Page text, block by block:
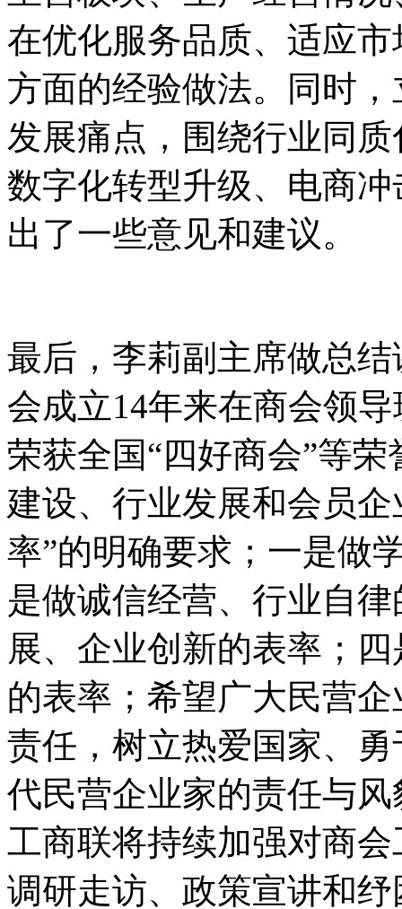
在优化服务品质、适应
方面的经验做法。同时
发展痛点，围绕行业同
数字化转型升级、电商
出了一些意见和建议。
最后，李莉副主席做总
会成立14年来在商会领
荣获全国“四好商会”等
建设、行业发展和会员
率”的明确要求；一是做
是做诚信经营、行业自
展、企业创新的表率；
的表率；希望广大民营
责任，树立热爱国家、
代民营企业家的责任与
工商联将持续加强对商
调研走访、政策宣讲和